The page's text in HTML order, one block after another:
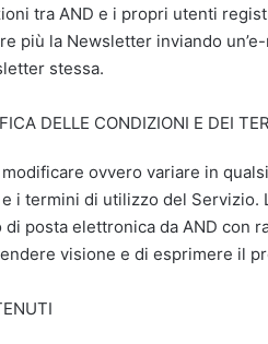
testo
tra AND e i propri utenti
più la Newsletter inviando
stessa.
DELLE CONDIZIONI E DEI
ovvero variare in
i termini di utilizzo del Servizio.
di posta elettronica da AND con
visione e di esprimere il